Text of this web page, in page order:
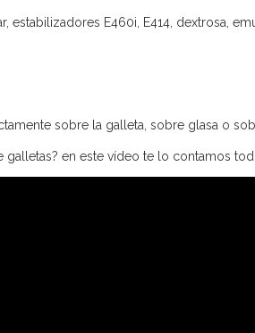
E460i, E414, dextrosa,
sobre la galleta, sobre glasa o
en este vídeo te lo contamos